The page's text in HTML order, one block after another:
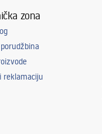
zona
reklamaciju